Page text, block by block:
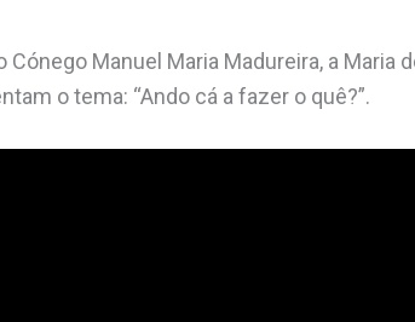
Manuel Maria Madureira, a Maria
o tema: “Ando cá a fazer o quê?”.